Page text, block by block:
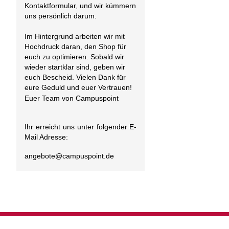
Kontaktformular, und wir kümmern
uns persönlich darum.
Im Hintergrund arbeiten wir mit
Hochdruck daran, den Shop für
euch zu optimieren. Sobald wir
wieder startklar sind, geben wir
euch Bescheid. Vielen Dank für
eure Geduld und euer Vertrauen!
Euer Team von Campuspoint
Ihr erreicht uns unter folgender E-
Mail Adresse:
angebote@campuspoint.de